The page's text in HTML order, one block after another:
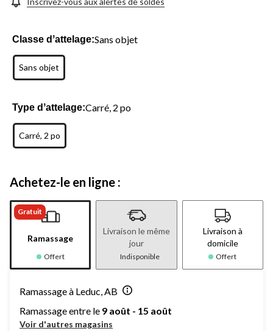
Classe dʼattelage:Sans objet
Sans objet
Type dʼattelage:Carré, 2 po
Carré, 2 po
Achetez-le en ligne :
Gratuit
Ramassage
Offert
Livraison le même
jour
Indisponible
Livraison à
domicile
Offert
Ramassage à Leduc, AB
Ramassage entre le 9 août - 15 août
Voir d'autres magasins